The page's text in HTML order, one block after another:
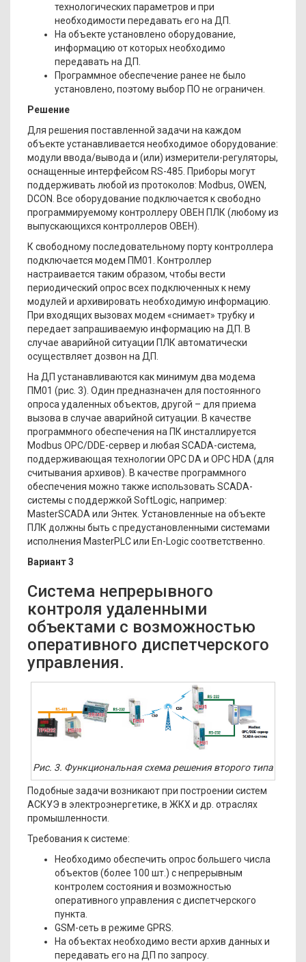
технологических параметров и при
необходимости передавать его на ДП.
На объекте установлено оборудование,
информацию от которых необходимо
передавать на ДП.
Программное обеспечение ранее не было
установлено, поэтому выбор ПО не ограничен.
Решение
Для решения поставленной задачи на каждом
объекте устанавливается необходимое оборудование:
модули ввода/вывода и (или) измерители-регуляторы,
оснащенные интерфейсом RS-485. Приборы могут
поддерживать любой из протоколов: Modbus, OWEN,
DCON. Все оборудование подключается к свободно
программируемому контроллеру ОВЕН ПЛК (любому из
выпускающихся контроллеров ОВЕН).
К свободному последовательному порту контроллера
подключается модем ПМ01. Контроллер
настраивается таким образом, чтобы вести
периодический опрос всех подключенных к нему
модулей и архивировать необходимую информацию.
При входящих вызовах модем «снимает» трубку и
передает запрашиваемую информацию на ДП. В
случае аварийной ситуации ПЛК автоматически
осуществляет дозвон на ДП.
На ДП устанавливаются как минимум два модема
ПМ01 (рис. 3). Один предназначен для постоянного
опроса удаленных объектов, другой – для приема
вызова в случае аварийной ситуации. В качестве
программного обеспечения на ПК инсталлируется
Modbus OPC/DDE-сервер и любая SCADA-система,
поддерживающая технологии OPC DA и OPC HDA (для
считывания архивов). В качестве программного
обеспечения можно также использовать SCADA-
системы с поддержкой SoftLogic, например:
MasterSCADA или Энтек. Установленные на объекте
ПЛК должны быть с предустановленными системами
исполнения MasterPLC или En-Logic соответственно.
Вариант 3
Система непрерывного
контроля удаленными
объектами с возможностью
оперативного диспетчерского
управления.
Рис. 3. Функциональная схема решения второго типа
Подобные задачи возникают при построении систем
АСКУЭ в электроэнергетике, в ЖКХ и др. отраслях
промышленности.
Требования к системе:
Необходимо обеспечить опрос большего числа
объектов (более 100 шт.) с непрерывным
контролем состояния и возможностью
оперативного управления с диспетчерского
пункта.
GSM-сеть в режиме GPRS.
На объектах необходимо вести архив данных и
передавать его на ДП по запросу.